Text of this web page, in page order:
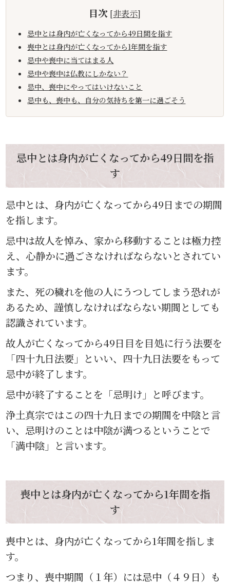
目次 [非表示]
忌中とは身内が亡くなってから49日間を指す
喪中とは身内が亡くなってから1年間を指す
忌中や喪中に当てはまる人
忌中や喪中は仏教にしかない？
忌中、喪中にやってはいけないこと
忌中も、喪中も、自分の気持ちを第一に過ごそう
忌中とは身内が亡くなってから49日間を指
す
忌中とは、身内が亡くなってから49日までの期間
を指します。
忌中は故人を悼み、家から移動することは極力控
え、心静かに過ごさなければならないとされてい
ます。
また、死の穢れを他の人にうつしてしまう恐れが
あるため、謹慎しなければならない期間としても
認識されています。
故人が亡くなってから49日目を目処に行う法要を
「四十九日法要」といい、四十九日法要をもって
忌中が終了します。
忌中が終了することを「忌明け」と呼びます。
浄土真宗ではこの四十九日までの期間を中陰と言
い、忌明けのことは中陰が満つるということで
「満中陰」と言います。
喪中とは身内が亡くなってから1年間を指
す
喪中とは、身内が亡くなってから1年間を指しま
す。
つまり、喪中期間（１年）には忌中（４９日）も